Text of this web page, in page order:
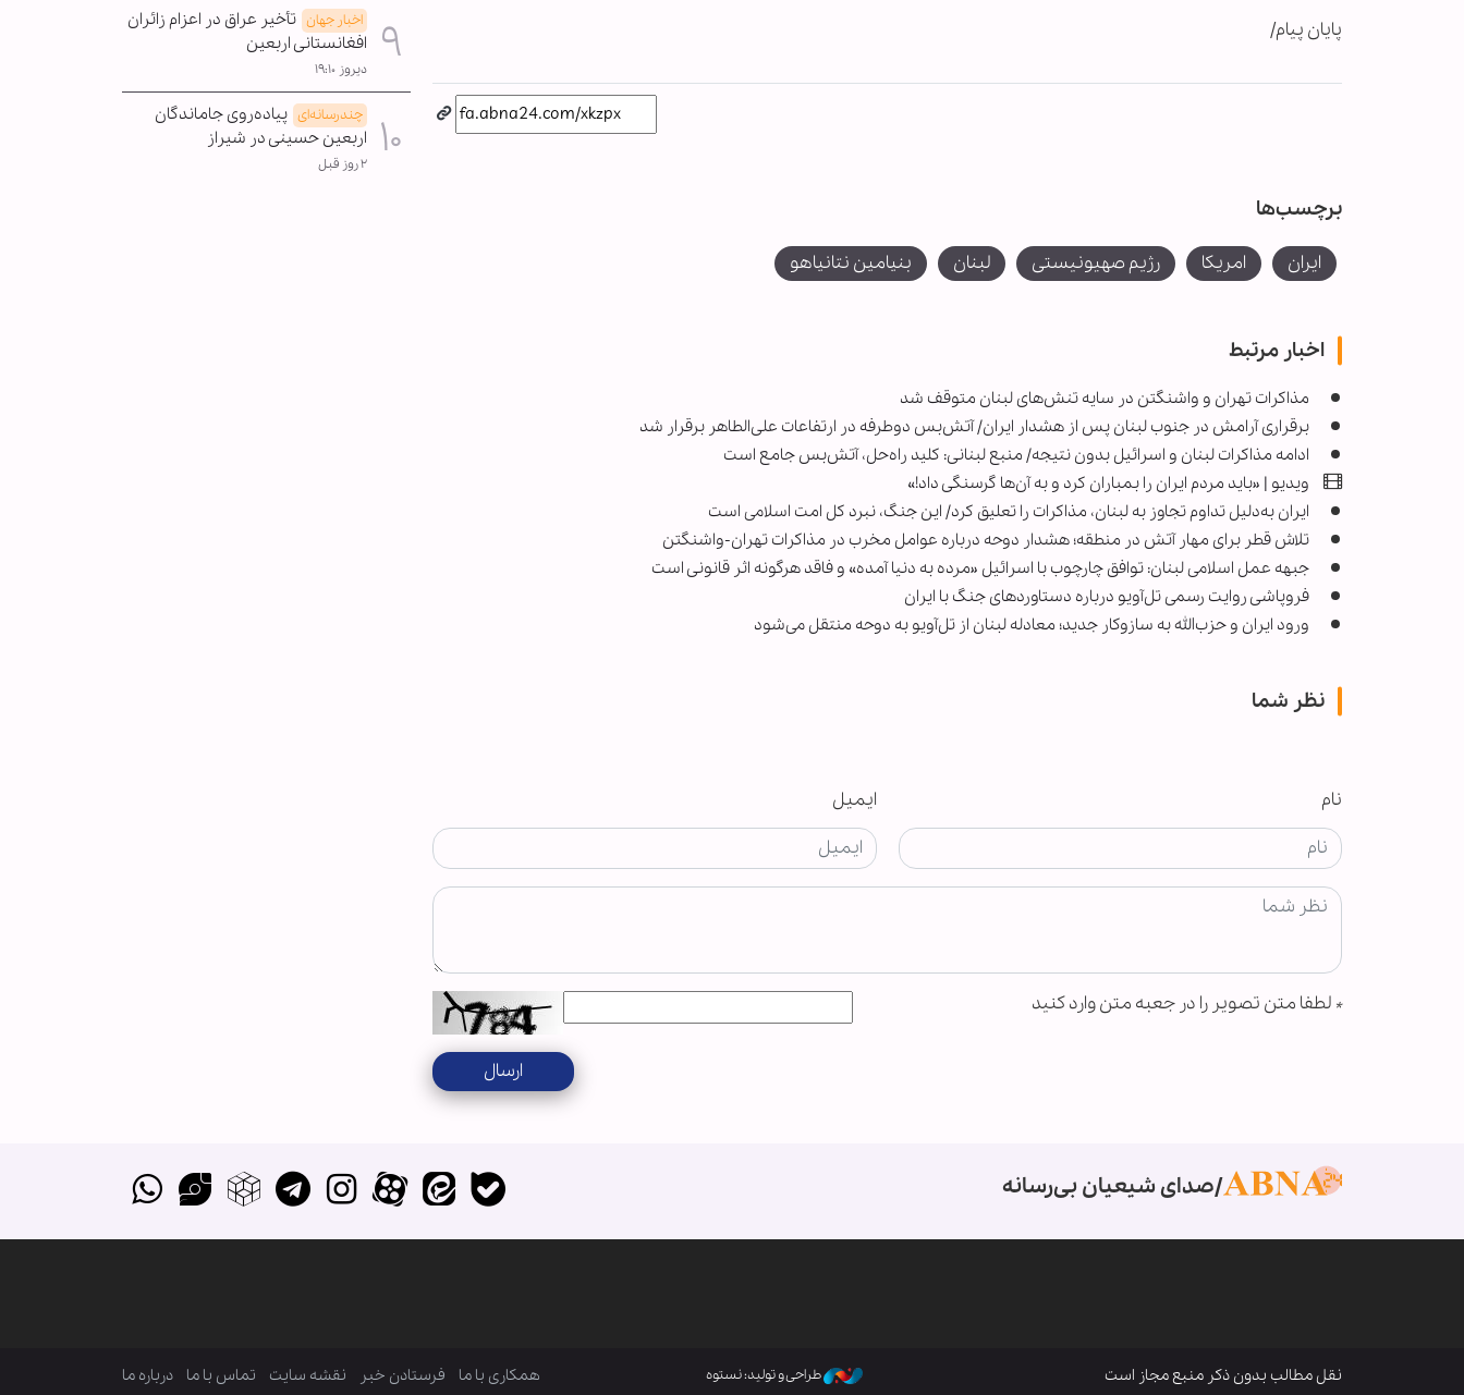
پایان پیام/
برچسب‌ها
ایران امریکا رژیم صهیونیستی لبنان بنيامين نتانياهو
اخبار مرتبط
مذاکرات تهران و واشنگتن در سایه تنش‌های لبنان متوقف شد
برقراری آرامش در جنوب لبنان پس از هشدار ایران/ آتش‌بس دوطرفه در ارتفاعات علی‌الطاهر برقرار شد
ادامه مذاکرات لبنان و اسرائیل بدون نتیجه/ منبع لبنانی: کلید راه‌حل، آتش‌بس جامع است
ویدیو | «باید مردم ایران را بمباران کرد و به آن‌ها گرسنگی داد!»
ایران به‌دلیل تداوم تجاوز به لبنان، مذاکرات را تعلیق کرد/ این جنگ، نبرد کل امت اسلامی است
تلاش قطر برای مهار آتش در منطقه؛ هشدار دوحه درباره عوامل مخرب در مذاکرات تهران-واشنگتن
جبهه عمل اسلامی لبنان: توافق چارچوب با اسرائیل «مرده به دنیا آمده» و فاقد هرگونه اثر قانونی است
فروپاشی روایت رسمی تل‌آویو درباره دستاوردهای جنگ با ایران
ورود ایران و حزب‌الله به سازوکار جدید؛ معادله لبنان از تل‌آویو به دوحه منتقل می‌شود
نظر شما
نام ایمیل
* لطفا متن تصویر را در جعبه متن وارد کنید
ارسال
اخبار جهان تأخیر عراق در اعزام زائران
افغانستانی اربعین
دیروز ۱۹:۱۰
چندرسانه‌ای پیاده‌روی جاماندگان
اربعین حسینی در شیراز
۲ روز قبل
صدای شیعیان بی‌رسانه
نقل مطالب بدون ذکر منبع مجاز است طراحی و تولید: نستوه همکاری با ما فرستادن خبر نقشه سایت تماس با ما درباره ما